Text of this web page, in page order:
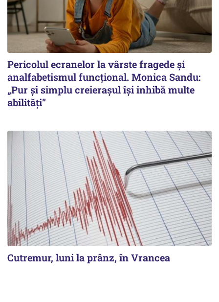
Pericolul ecranelor la vârste fragede și
analfabetismul funcțional. Monica Sandu:
„Pur și simplu creierașul își inhibă multe
abilități”
Cutremur, luni la prânz, în Vrancea